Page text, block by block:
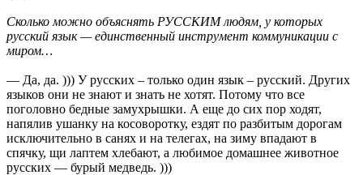
Сколько можно объяснять РУССКИМ людям, у которых
русский язык — единственный инструмент коммуникации с
миром…
— Да, да. ))) У русских – только один язык – русский. Других
языков они не знают и знать не хотят. Потому что все
поголовно бедные замухрышки. А еще до сих пор ходят,
напялив ушанку на косоворотку, ездят по разбитым дорогам
исключительно в санях и на телегах, на зиму впадают в
спячку, щи лаптем хлебают, а любимое домашнее животное
русских — бурый медведь. )))